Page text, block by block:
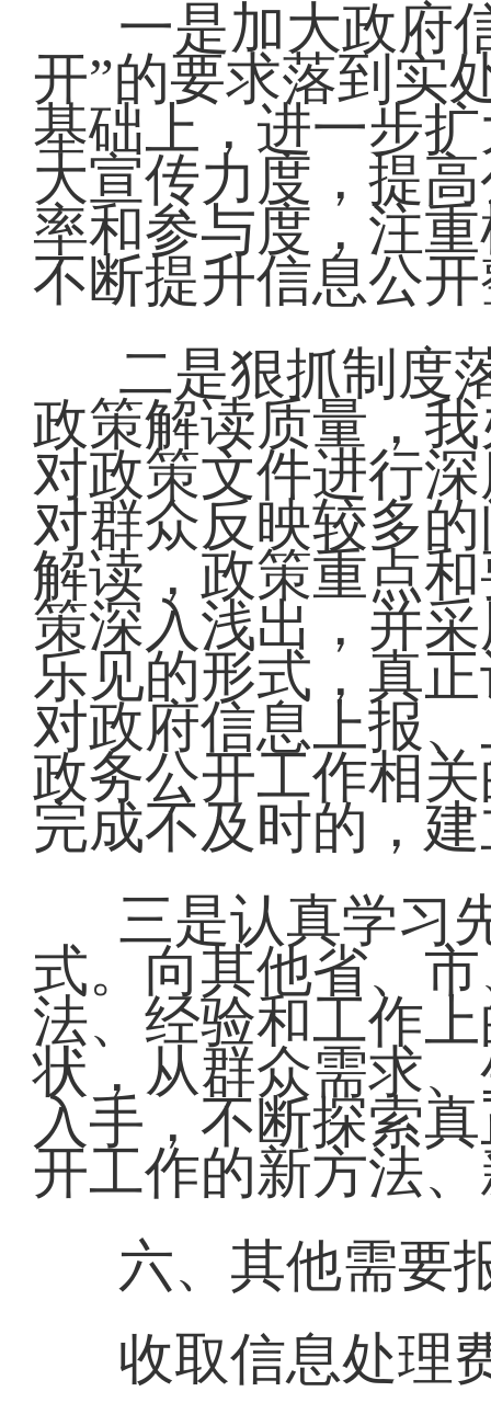
一是加大政府
开”的要求落到实
基础上，进一步
大宣传力度，提
率和参与度，注
不断提升信息公
二是狠抓制度
政策解读质量，
对政策文件进行
对群众反映较多
解读，政策重点
策深入浅出，并
乐见的形式，真
对政府信息上报
政务公开工作相
完成不及时的，
三是认真学习
式。向其他省、
法、经验和工作
状，从群众需求
入手，不断探索
开工作的新方法
六、其他需要
收取信息处理